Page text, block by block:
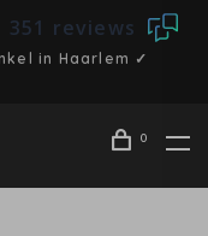
351 reviews
in Haarlem ✓
0